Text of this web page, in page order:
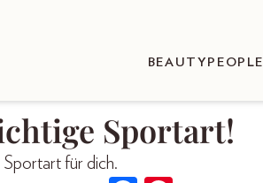
BEAUTY PEOPLE
Sportart!
für dich.